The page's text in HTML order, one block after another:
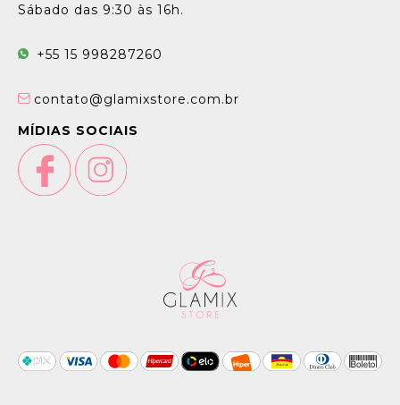
Sábado das 9:30 às 16h.
+55 15 998287260
contato@glamixstore.com.br
MÍDIAS SOCIAIS